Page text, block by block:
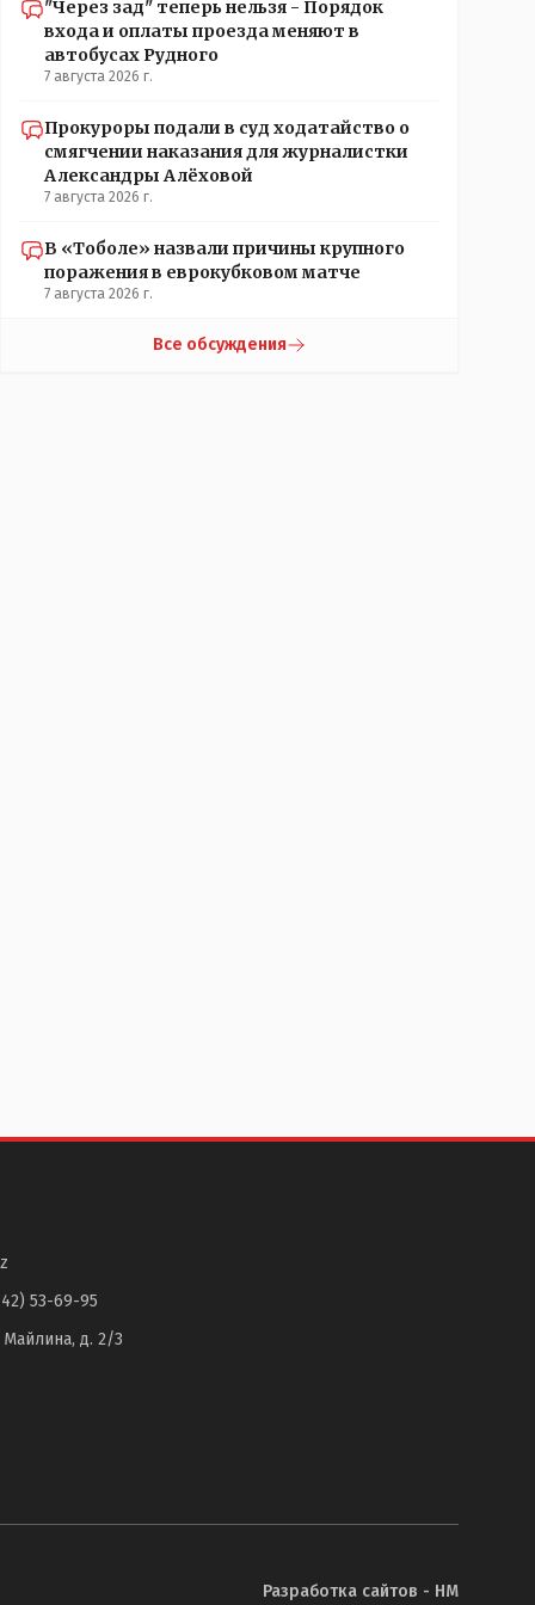
"Через зад" теперь нельзя - Порядок
входа и оплаты проезда меняют в
автобусах Рудного
7 августа 2026 г.
Прокуроры подали в суд ходатайство о
смягчении наказания для журналистки
Александры Алёховой
7 августа 2026 г.
В «Тоболе» назвали причины крупного
поражения в еврокубковом матче
7 августа 2026 г.
Все обсуждения
53-69-95
Майлина, д. 2/3
Разработка сайтов - НМ